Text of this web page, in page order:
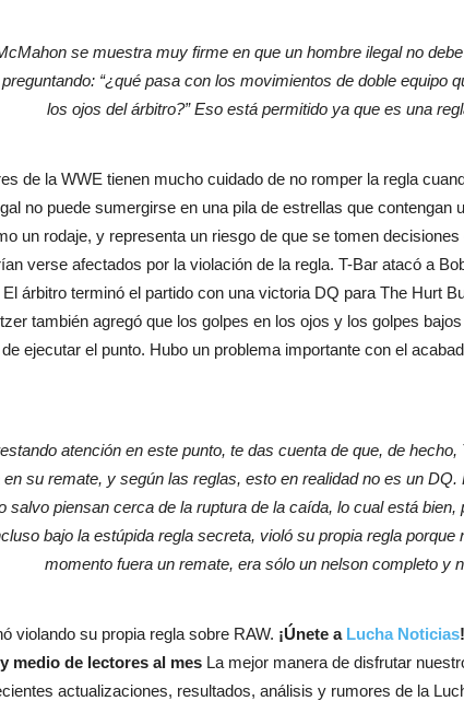
se muestra muy firme en que un hombre ilegal no
“¿qué pasa con los movimientos de doble equipo
los ojos del árbitro?” Eso está permitido ya que es una
de la WWE tienen mucho cuidado de no romper la regla
no puede sumergirse en una pila de estrellas que contengan
un rodaje, y representa un riesgo de que se tomen
verse afectados por la violación de la regla. T-Bar atacó a
árbitro terminó el partido con una victoria DQ para The Hurt
también agregó que los golpes en los ojos y los golpes
ejecutar el punto. Hubo un problema importante con el
atención en este punto, te das cuenta de que, de
su remate, y según las reglas, esto en realidad no es un
salvo piensan cerca de la ruptura de la caída, lo cual está
bajo la estúpida regla secreta, violó su propia regla
momento fuera un remate, era sólo un nelson completo y
violando su propia regla sobre RAW. ¡Únete a Lucha Noticias
medio de lectores al mes La mejor manera de disfrutar
actualizaciones, resultados, análisis y rumores de la